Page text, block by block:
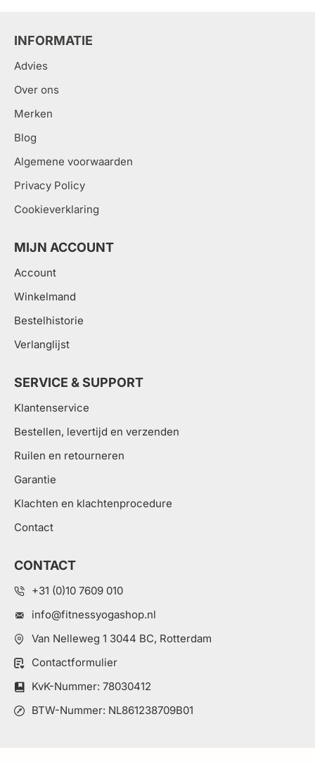
INFORMATIE
Advies
Over ons
Merken
Blog
Algemene voorwaarden
Privacy Policy
Cookieverklaring
MIJN ACCOUNT
Account
Winkelmand
Bestelhistorie
Verlanglijst
SERVICE & SUPPORT
Klantenservice
Bestellen, levertijd en verzenden
Ruilen en retourneren
Garantie
Klachten en klachtenprocedure
Contact
CONTACT
+31 (0)10 7609 010
info@fitnessyogashop.nl
Van Nelleweg 1 3044 BC, Rotterdam
Contactformulier
KvK-Nummer: 78030412
BTW-Nummer: NL861238709B01